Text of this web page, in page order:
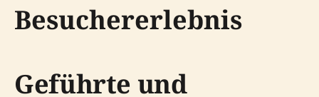
Besuchererlebnis
Geführte und